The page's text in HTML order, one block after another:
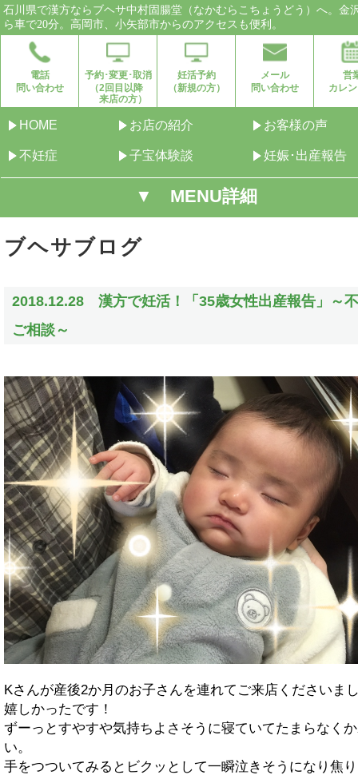
石川県で漢方ならブヘサ中村固腸堂（なかむらこちょうどう）へ。金
ら車で20分。高岡市、小矢部市からのアクセスも便利。
電話
問い合わせ
予約･変更･取消
（2回目以降
来店の方）
妊活予約
（新規の方）
メール
問い合わせ
営
カレ
HOME お店の紹介 お客様の声
不妊症 子宝体験談 妊娠･出産報告
▼ MENU詳細
ブヘサブログ
2018.12.28 漢方で妊活！「35歳女性出産報告」～
ご相談～
Kさんが産後2か月のお子さんを連れてご来店くださいま
嬉しかったです！
ずーっとすやすや気持ちよさそうに寝ていてたまらなく
い。
手をつついてみるとビクッとして一瞬泣きそうになり焦